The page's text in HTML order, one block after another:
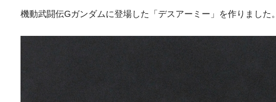
機動武闘伝Gガンダムに登場した「デスアーミー」を作りました。